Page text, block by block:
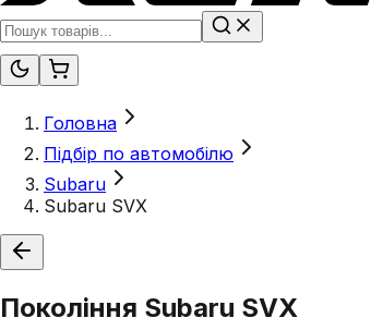
Головна
Підбір по автомобілю
Subaru
Subaru SVX
Покоління Subaru SVX